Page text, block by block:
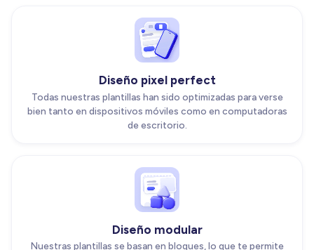
Diseño pixel perfect
Todas nuestras plantillas han sido optimizadas para verse
bien tanto en dispositivos móviles como en computadoras
de escritorio.
Diseño modular
Nuestras plantillas se basan en bloques, lo que te permite